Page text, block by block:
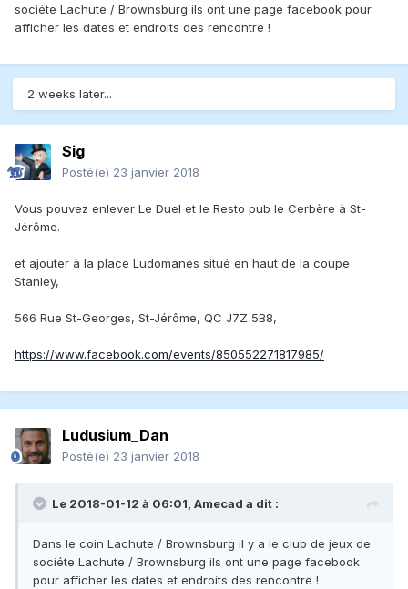
sociéte Lachute / Brownsburg ils ont une page facebook pour
afficher les dates et endroits des rencontre !
2 weeks later...
Sig
Posté(e) 23 janvier 2018
Vous pouvez enlever Le Duel et le Resto pub le Cerbère à St-
Jérôme.
et ajouter à la place Ludomanes situé en haut de la coupe
Stanley,
566 Rue St-Georges, St-Jérôme, QC J7Z 5B8,
https://www.facebook.com/events/850552271817985/
Ludusium_Dan
Posté(e) 23 janvier 2018
Le 2018-01-12 à 06:01, Amecad a dit :
Dans le coin Lachute / Brownsburg il y a le club de jeux de
sociéte Lachute / Brownsburg ils ont une page facebook
pour afficher les dates et endroits des rencontre !